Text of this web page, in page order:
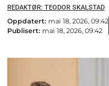
REDAKTØR: TEODOR SKALSTAD
Oppdatert: mai 18, 2026, 09:42
Publisert: mai 18, 2026, 09:42